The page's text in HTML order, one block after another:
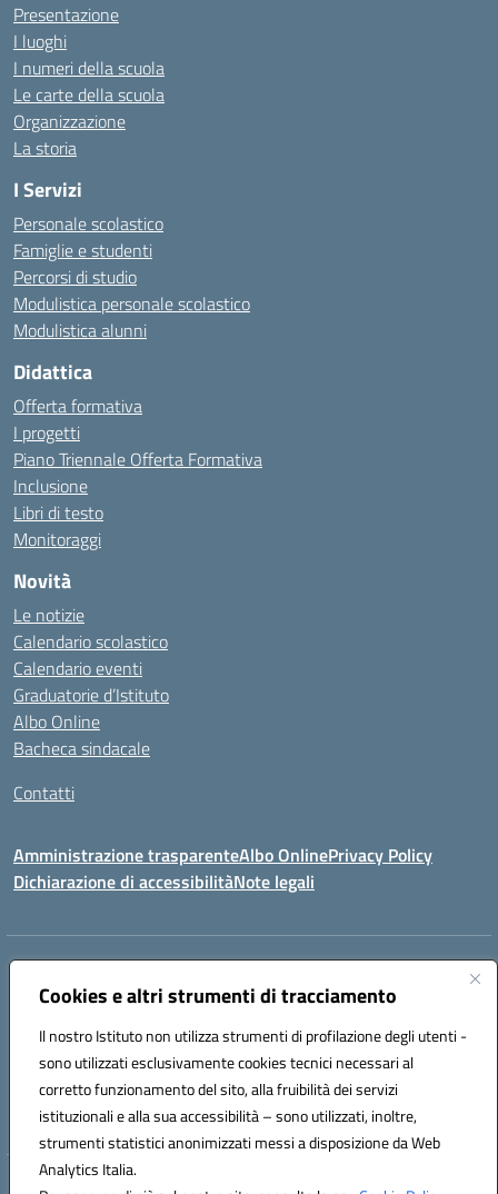
Cookies e altri strumenti di tracciamento
Il nostro Istituto non utilizza strumenti di profilazione degli utenti -
sono utilizzati esclusivamente cookies tecnici necessari al
corretto funzionamento del sito, alla fruibilità dei servizi
istituzionali e alla sua accessibilità – sono utilizzati, inoltre,
strumenti statistici anonimizzati messi a disposizione da Web
Analytics Italia.
Presentazione
I luoghi
I numeri della scuola
Le carte della scuola
Organizzazione
La storia
I Servizi
Personale scolastico
Famiglie e studenti
Percorsi di studio
Modulistica personale scolastico
Modulistica alunni
Didattica
Offerta formativa
I progetti
Piano Triennale Offerta Formativa
Inclusione
Libri di testo
Monitoraggi
Novità
Le notizie
Calendario scolastico
Calendario eventi
Graduatorie d’Istituto
Albo Online
Bacheca sindacale
Contatti
Amministrazione trasparenteAlbo OnlinePrivacy Policy
Dichiarazione di accessibilitàNote legali
Indirizzo:
Centralino:0823944017 Email:ceic85400b@istruzione.it
Codice fiscale: 82000440618
Codice meccanografico:
CEIC85400B
Codice Indice delle Pubbliche Amministrazioni (IPA): istsc_CEIC85400B
Hosting & Powered by 3D Solution S.r.l.